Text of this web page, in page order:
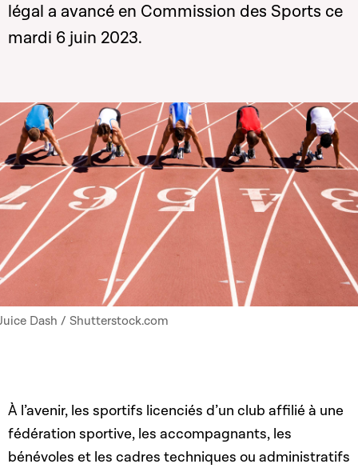
légal a avancé en Commission des Sports ce
mardi 6 juin 2023.
Dash / Shutterstock.com
À l’avenir, les sportifs licenciés d’un club affilié à une
fédération sportive, les accompagnants, les
bénévoles et les cadres techniques ou administratifs